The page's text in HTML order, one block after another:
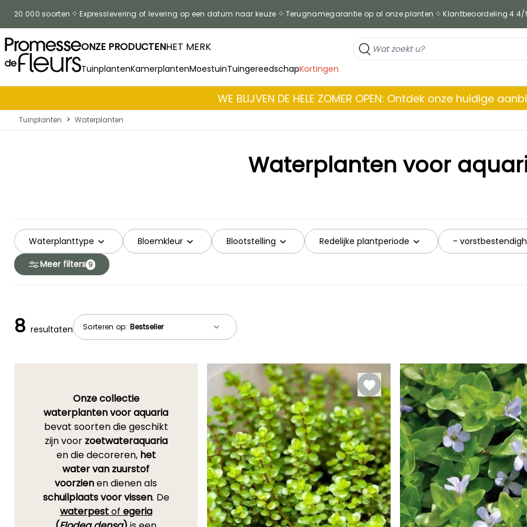
20 000 soorten Expresslevering of levering op een datum naar keuze Terugnamegarantie op al onze planten Klantbeoordeling 4.4/
ONZE PRODUCTENHET MERK
TuinplantenKamerplantenMoestuinTuingereedschapKortingen
WE BLIJVEN DE HELE ZOMER OPEN: Ontdek onze huidige
Tuinplanten > Waterplanten
Waterplanten voor
Waterplanttype Bloemkleur Blootstelling Redelijke plantperiode -
Meer filters 9
Sorteren op:
8 resultaten
Onze collectie
waterplanten voor aquaria
bevat soorten die geschikt
zijn voor zoetwateraquaria
en die decoreren, het
water van zuurstof
voorzienen dienen als
schuilplaats voor vissen. De
waterpestof egeria